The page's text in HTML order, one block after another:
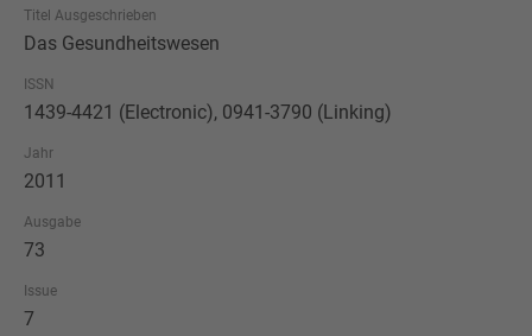
Titel Ausgeschrieben
Das Gesundheitswesen
ISSN
1439-4421 (Electronic), 0941-3790 (Linking)
Jahr
2011
Ausgabe
73
Issue
7